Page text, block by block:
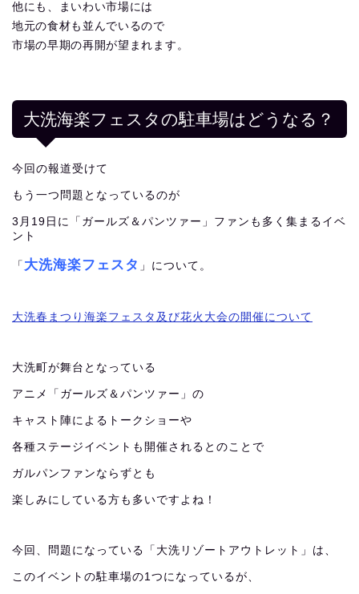
他にも、まいわい市場には
地元の食材も並んでいるので
市場の早期の再開が望まれます。
大洗海楽フェスタの駐車場はどうなる？
今回の報道受けて
もう一つ問題となっているのが
3月19日に「ガールズ＆パンツァー」ファンも多く集まるイベ
ント
「 大洗海楽フェスタ 」について。
大洗春まつり海楽フェスタ及び花火大会の開催について
大洗町が舞台となっている
アニメ「ガールズ＆パンツァー」の
キャスト陣によるトークショーや
各種ステージイベントも開催されるとのことで
ガルパンファンならずとも
楽しみにしている方も多いですよね！
今回、問題になっている「大洗リゾートアウトレット」は、
このイベントの駐車場の1つになっているが、